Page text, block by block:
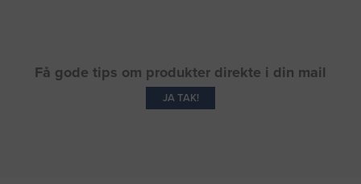
Få gode tips om produkter direkte i din mail
JA TAK!